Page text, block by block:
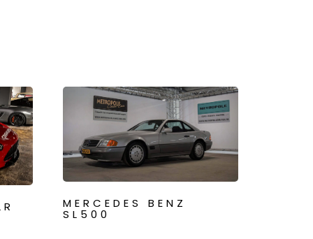
MERCEDES BENZ
SL500